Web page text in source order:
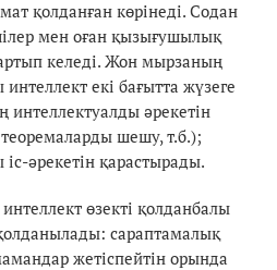
қолданған көрінеді. Содан
мен оған қызығушылық
келеді. Жон мырзаның
екі бағытта жүзеге
интеллектуалды әрекетін
шешу, т.б.);
әрекетін қарастырады.
өзекті қолданбалы
сараптамалық
жетіспейтін орында